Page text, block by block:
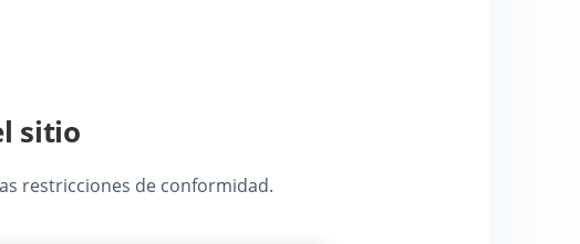
sitio
restricciones de conformidad.